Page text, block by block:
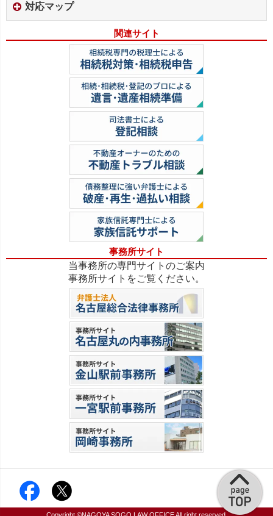
対応マップ
関連サイト
事務所サイト
当事務所の専門サイトのご案内
事務所サイトをご覧ください。